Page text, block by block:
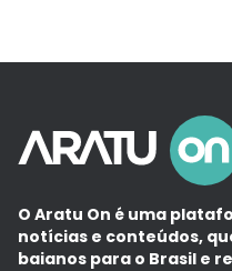
O Aratu On é uma
notícias e conteúdos,
baianos para o Brasil e